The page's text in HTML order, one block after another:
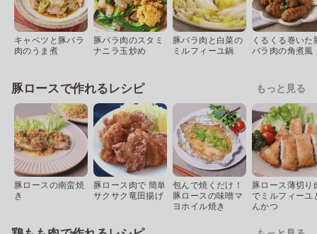
キャベツと豚バラ
肉のうま煮
豚バラ肉のスタミ
ナニラ玉炒め
豚バラ肉と白菜の
ミルフィーユ鍋
くるくる巻いた
バラ肉の角煮風
豚ロースで作れるレシピ もっと見る
豚ロースの南蛮焼
き
豚ロース肉で 簡単
サクサク竜田揚げ
包んで焼くだけ！
豚ロースの味噌マ
ヨホイル焼き
豚ロース薄切り
でミルフィーユ
んかつ